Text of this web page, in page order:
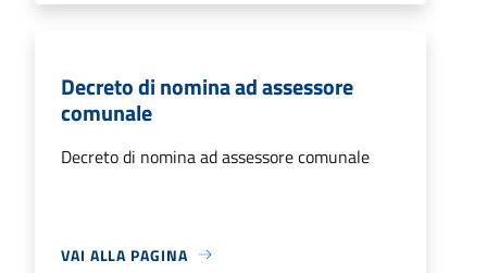
Decreto di nomina ad assessore
comunale
Decreto di nomina ad assessore comunale
VAI ALLA PAGINA